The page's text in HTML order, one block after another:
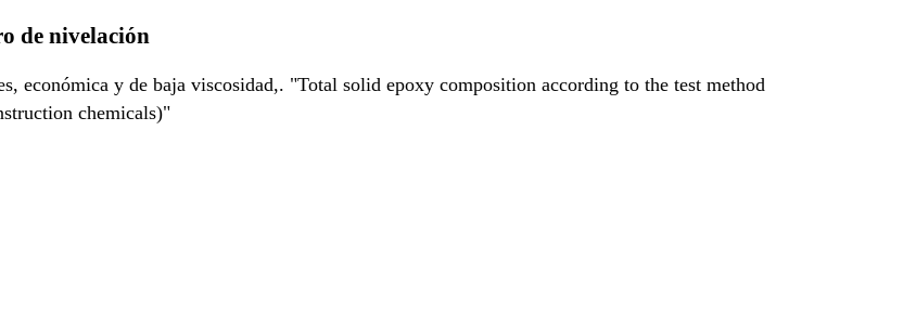
de nivelación
económica y de baja viscosidad,. "Total solid epoxy composition according to the test method
chemicals)"